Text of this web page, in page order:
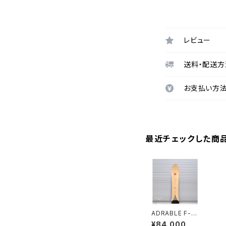
レビュー
送料・配送
お支払い方
最近チェックした商
ADRABLE F-15
2 bamboo